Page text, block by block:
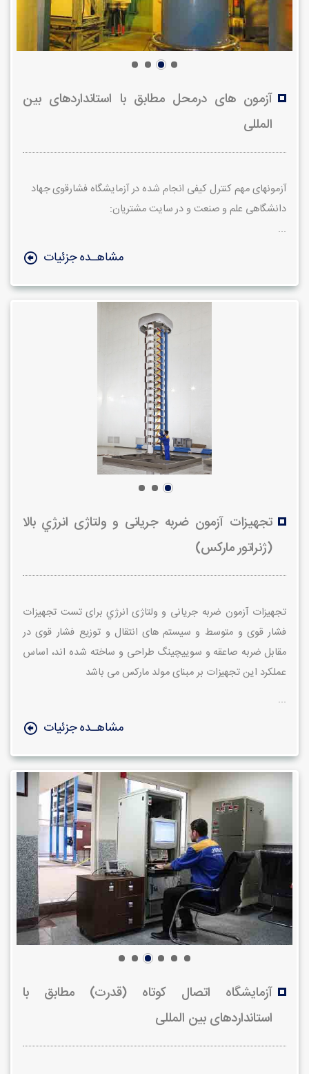
آزمون های درمحل مطابق با استانداردهای بین
المللی
آزمون­های مهم کنترل کیفی انجام شده در آزمایشگاه فشارقوی جهاد
دانشگاهی علم و صنعت و در سایت مشتریان:
...
مشاهـده جزئیات
تجهيزات آزمون ضربه جریانی و ولتاژی انرژي بالا
(ژنراتور ماركس)
تجهيزات آزمون ضربه جریانی و ولتاژی انرژي برای تست تجهیزات
فشار قوی و متوسط و سیستم های انتقال و توزیع فشار قوی در
مقابل ضربه صاعقه و سوییچینگ طراحی و ساخته شده اند، اساس
عملکرد این تجهیزات بر مبنای مولد مارکس می باشد
...
مشاهـده جزئیات
آزمایشگاه اتصال کوتاه (قدرت) مطابق با
استانداردهای بین المللی